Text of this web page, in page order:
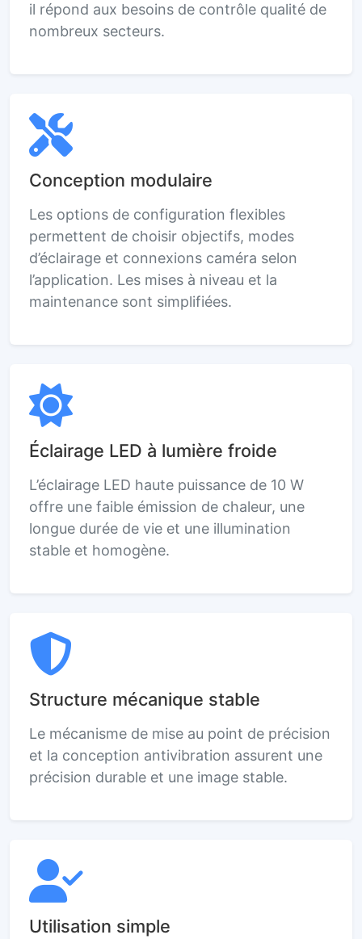
il répond aux besoins de contrôle qualité de
nombreux secteurs.
Conception modulaire
Les options de configuration flexibles
permettent de choisir objectifs, modes
d’éclairage et connexions caméra selon
l’application. Les mises à niveau et la
maintenance sont simplifiées.
Éclairage LED à lumière froide
L’éclairage LED haute puissance de 10 W
offre une faible émission de chaleur, une
longue durée de vie et une illumination
stable et homogène.
Structure mécanique stable
Le mécanisme de mise au point de précision
et la conception antivibration assurent une
précision durable et une image stable.
Utilisation simple